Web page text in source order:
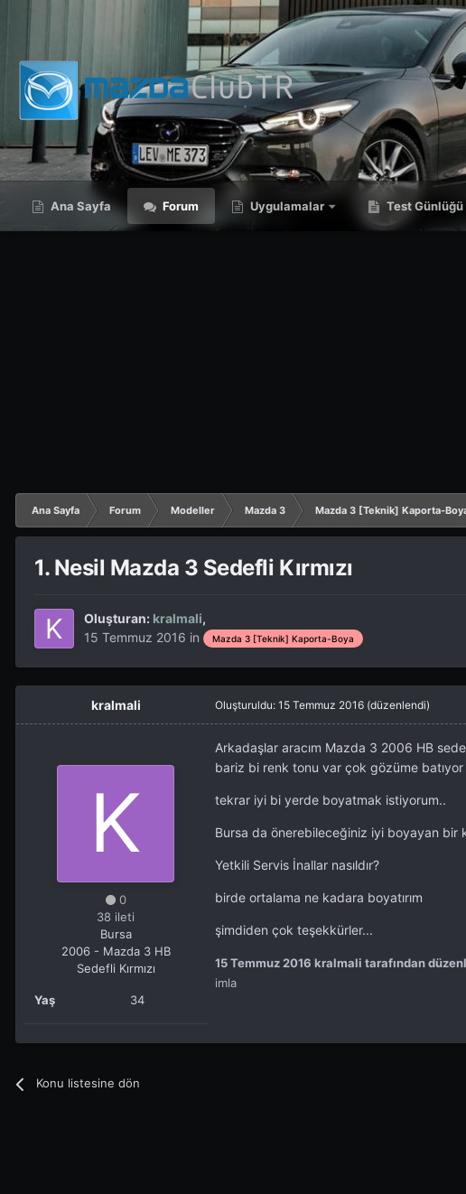
Ana Sayfa Forum Uygulamalar Test Günlüğü
Ana Sayfa Forum Modeller Mazda 3 Mazda 3 [Teknik] Kaporta-
1. Nesil Mazda 3 Sedefli Kırmızı
Oluşturan: kralmali,
15 Temmuz 2016 in Mazda 3 [Teknik] Kaporta-Boya
kralmali
0
38 ileti
Bursa
2006 - Mazda 3 HB
Sedefli Kırmızı
Yaş 34
Oluşturuldu: 15 Temmuz 2016 (düzenlendi)
Arkadaşlar aracım Mazda 3 2006 HB
bariz bi renk tonu var çok gözüme
tekrar iyi bi yerde boyatmak istiyorum..
Bursa da önerebileceğiniz iyi boyayan bir
Yetkili Servis İnallar nasıldır?
birde ortalama ne kadara boyatırım
şimdiden çok teşekkürler...
15 Temmuz 2016 kralmali tarafından
imla
Konu listesine dön